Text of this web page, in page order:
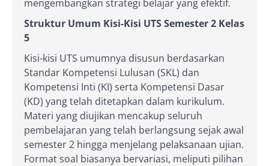
mengembangkan strategi belajar yang efektif.
Struktur Umum Kisi-Kisi UTS Semester 2 Kelas
5
Kisi-kisi UTS umumnya disusun berdasarkan
Standar Kompetensi Lulusan (SKL) dan
Kompetensi Inti (KI) serta Kompetensi Dasar
(KD) yang telah ditetapkan dalam kurikulum.
Materi yang diujikan mencakup seluruh
pembelajaran yang telah berlangsung sejak awal
semester 2 hingga menjelang pelaksanaan ujian.
Format soal biasanya bervariasi, meliputi pilihan